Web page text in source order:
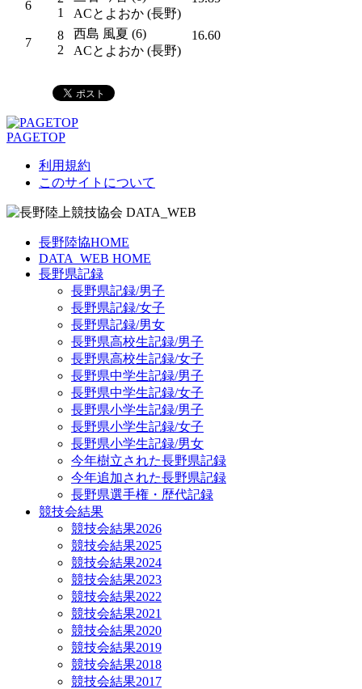
6
1
ACとよおか (長野)
7
8
2
西島 風夏 (6)
ACとよおか (長野)
16.60
PAGETOP
利用規約
このサイトについて
長野陸協HOME
DATA_WEB HOME
長野県記録
長野県記録/男子
長野県記録/女子
長野県記録/男女
長野県高校生記録/男子
長野県高校生記録/女子
長野県中学生記録/男子
長野県中学生記録/女子
長野県小学生記録/男子
長野県小学生記録/女子
長野県小学生記録/男女
今年樹立された長野県記録
今年追加された長野県記録
長野県選手権・歴代記録
競技会結果
競技会結果2026
競技会結果2025
競技会結果2024
競技会結果2023
競技会結果2022
競技会結果2021
競技会結果2020
競技会結果2019
競技会結果2018
競技会結果2017